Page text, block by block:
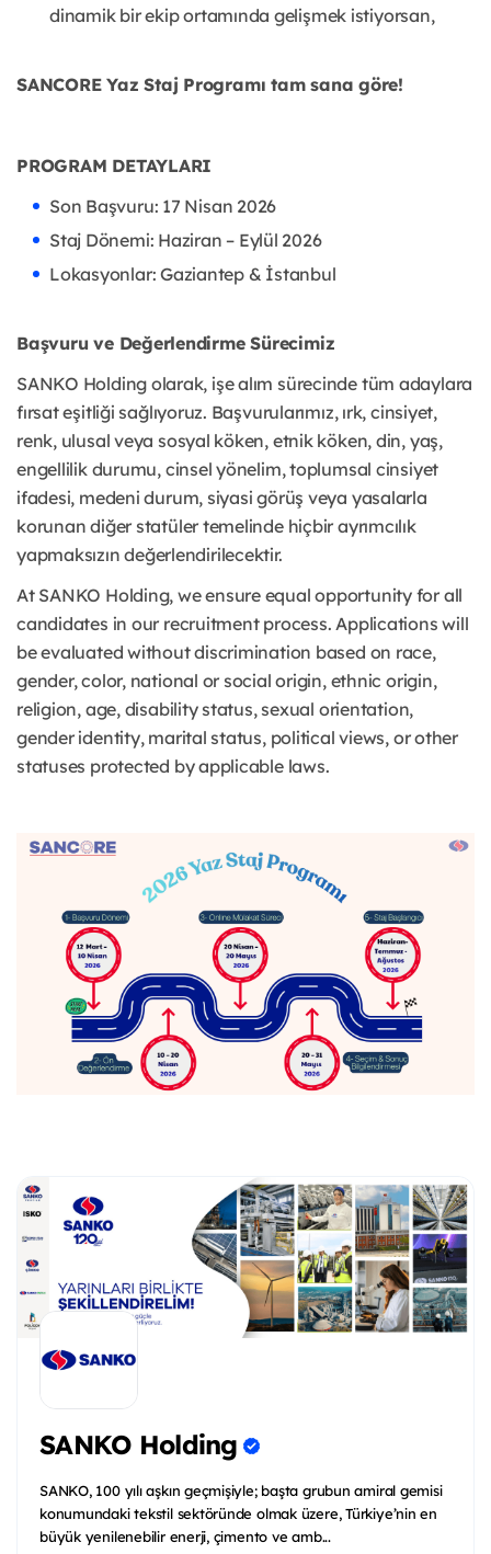
dinamik bir ekip ortamında gelişmek istiyorsan,
SANCORE Yaz Staj Programı tam sana göre!
PROGRAM DETAYLARI
Son Başvuru: 17 Nisan 2026
Staj Dönemi: Haziran – Eylül 2026
Lokasyonlar: Gaziantep & İstanbul
Başvuru ve Değerlendirme Sürecimiz
SANKO Holding olarak, işe alım sürecinde tüm adaylara
fırsat eşitliği sağlıyoruz. Başvurularımız, ırk, cinsiyet,
renk, ulusal veya sosyal köken, etnik köken, din, yaş,
engellilik durumu, cinsel yönelim, toplumsal cinsiyet
ifadesi, medeni durum, siyasi görüş veya yasalarla
korunan diğer statüler temelinde hiçbir ayrımcılık
yapmaksızın değerlendirilecektir.
At SANKO Holding, we ensure equal opportunity for all
candidates in our recruitment process. Applications will
be evaluated without discrimination based on race,
gender, color, national or social origin, ethnic origin,
religion, age, disability status, sexual orientation,
gender identity, marital status, political views, or other
statuses protected by applicable laws.
SANKO Holding
SANKO, 100 yılı aşkın geçmişiyle; başta grubun amiral gemisi
konumundaki tekstil sektöründe olmak üzere, Türkiye’nin en
büyük yenilenebilir enerji, çimento ve amb...